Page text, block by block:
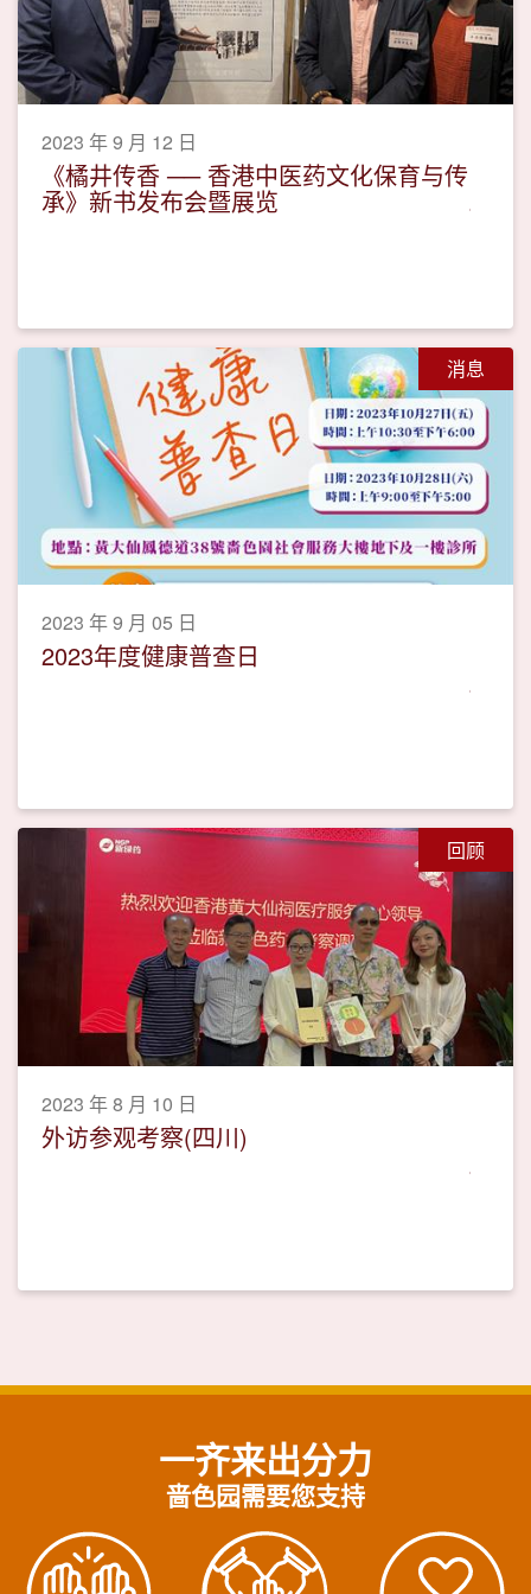
2023 年 9 月 12 日
《橘井传香 ── 香港中医药文化保育与传
承》新书发布会暨展览
消息
2023 年 9 月 05 日
2023年度健康普查日
回顾
2023 年 8 月 10 日
外访参观考察(四川)
一齐来出分力
啬色园需要您支持